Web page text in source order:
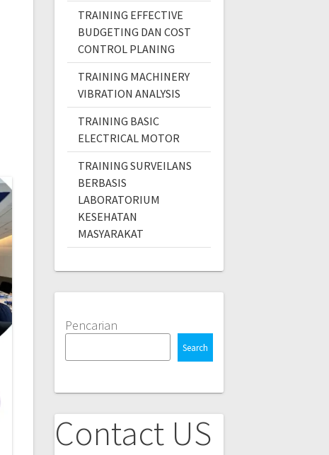
TRAINING EFFECTIVE
BUDGETING DAN COST
CONTROL PLANING
TRAINING MACHINERY
VIBRATION ANALYSIS
TRAINING BASIC
ELECTRICAL MOTOR
TRAINING SURVEILANS
BERBASIS
LABORATORIUM
KESEHATAN
MASYARAKAT
Pencarian
Search
Contact US